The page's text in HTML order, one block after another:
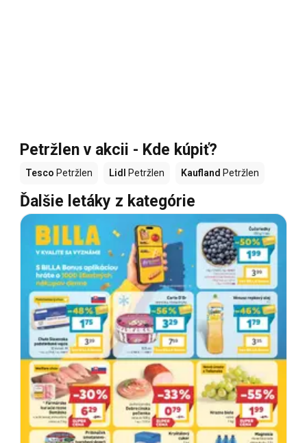
Petržlen v akcii - Kde kúpiť?
Tesco Petržlen Lidl Petržlen Kaufland Petržlen
Ďalšie letáky z kategórie